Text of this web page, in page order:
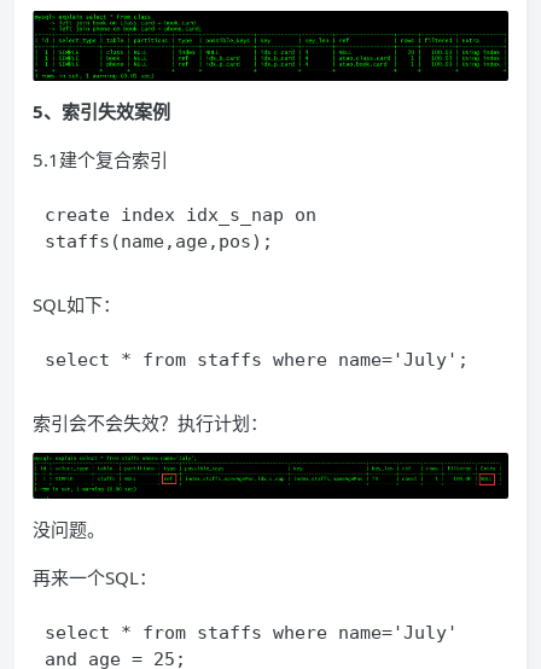
5、索引失效案例
5.1建个复合索引
create index idx_s_nap on
staffs(name,age,pos);
SQL如下：
select * from staffs where name='July';
索引会不会失效？执行计划：
没问题。
再来一个SQL：
select * from staffs where name='July'
and age = 25;